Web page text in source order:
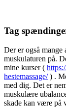
Tag
Der er også mange
muskulaturen på.
mine kurser (
hestemassage/) .
med dig. Det er
muskulære
skade kan være på